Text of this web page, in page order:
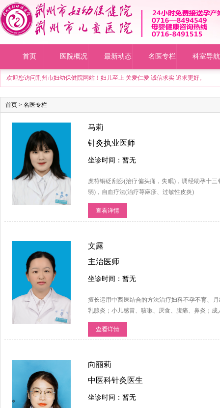
首页 医院概况 最新动态 名医专栏 科室导航
欢迎您访问荆州市妇幼保健院网站！妇儿至上 关爱仁爱 诚信求实 追求更好。
首页 > 名医专栏
马莉
针灸执业医师
坐诊时间：暂无
虎符铜砭刮痧(治疗偏头痛，失眠)，调经助孕十
弱)，自血疗法(治疗荨麻疹、过敏性皮炎)
查看详情
文露
主治医师
坐诊时间：暂无
擅长运用中西医结合的方法治疗妇科不孕不育、
乳腺炎；小儿感冒、咳嗽、厌食、腹痛、鼻炎；
查看详情
向丽莉
中医科针灸医生
坐诊时间：暂无